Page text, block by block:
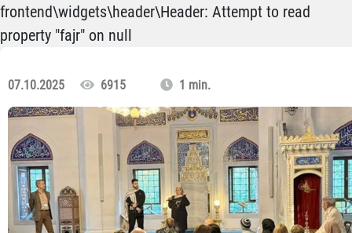
frontend\widgets\header\Header: Attempt to read
property "fajr" on null
07.10.2025 6915 1 min.